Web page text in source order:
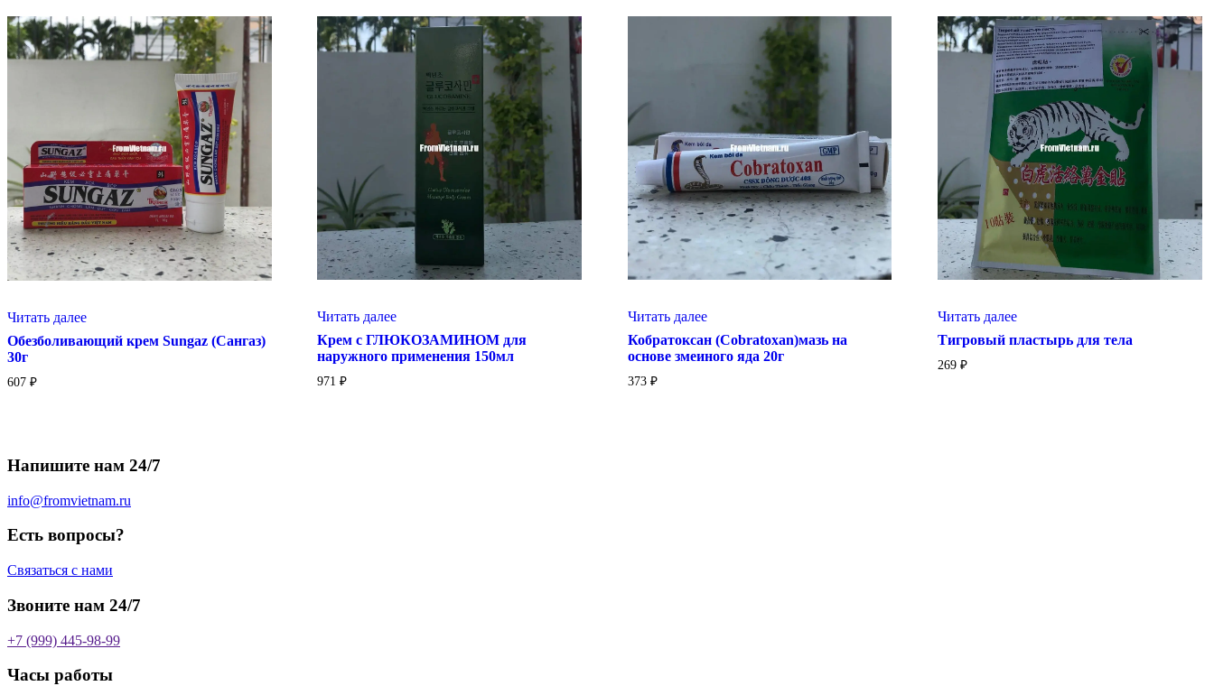
Читать далее
Обезболивающий крем Sungaz (Сангаз)
30г
607 ₽
Читать далее
Крем с ГЛЮКОЗАМИНОМ для
наружного применения 150мл
971₽
Читать далее
Кобратоксан (Cobratoxan)мазь на
основе змеиного яда 20г
373 ₽
Читать далее
Тигровый пластырь для тела
269 ₽
Напишите нам 24/7
info@fromvietnam.ru
Есть вопросы?
Связаться с нами
Звоните нам 24/7
+7 (999) 445-98-99
Часы работы